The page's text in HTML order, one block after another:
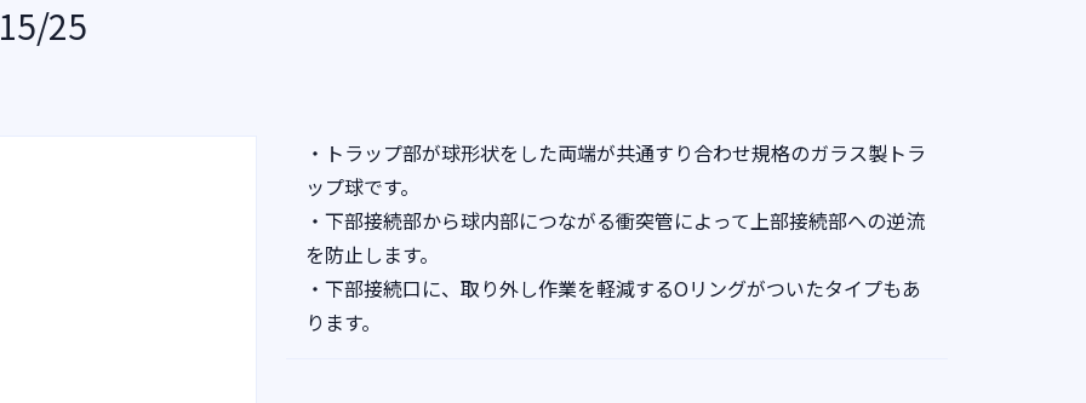
25
・トラップ部が球形状をした両端が共通すり合わせ規格のガラス製トラ
ップ球です。
・下部接続部から球内部につながる衝突管によって上部接続部への逆流
を防止します。
・下部接続口に、取り外し作業を軽減するOリングがついたタイプもあ
ります。